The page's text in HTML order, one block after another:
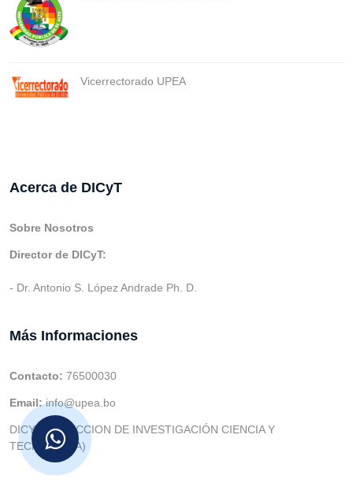
Vicerrectorado UPEA
Acerca de DICyT
Sobre Nosotros
Director de DICyT:
- Dr. Antonio S. López Andrade Ph. D.
Más Informaciones
Contacto: 76500030
Email:info@upea.bo
DICYT (DIRECCION DE INVESTIGACIÓN CIENCIA Y
TECNOLOGIA)